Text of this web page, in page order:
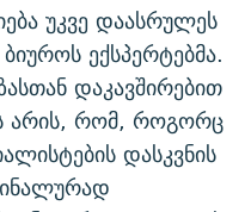
უკვე დაასრულეს
ექსპერტებმა.
დაკავშირებით
არის, რომ, როგორც
დასკვნის